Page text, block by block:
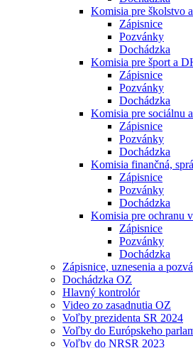
Komisia pre školstvo
Zápisnice
Pozvánky
Dochádzka
Komisia pre šport a
Zápisnice
Pozvánky
Dochádzka
Komisia pre sociálnu
Zápisnice
Pozvánky
Dochádzka
Komisia finančná,
Zápisnice
Pozvánky
Dochádzka
Komisia pre ochranu
Zápisnice
Pozvánky
Dochádzka
Zápisnice, uznesenia a
Dochádzka OZ
Hlavný kontrolór
Video zo zasadnutia OZ
Voľby prezidenta SR 2024
Voľby do Európskeho
Voľby do NRSR 2023